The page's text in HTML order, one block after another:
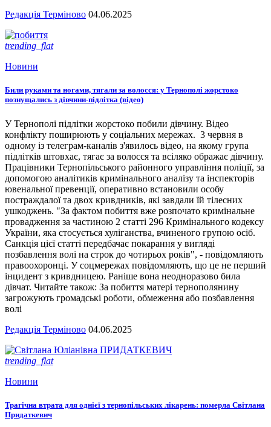
Редакція Терміново 04.06.2025
trending_flat
Новини
Били руками та ногами, тягали за волосся: у Тернополі жорстоко
познущались з дівчини-підлітка (відео)
У Тернополі підлітки жорстоко побили дівчину. Відео
конфлікту поширюють у соціальних мережах. 3 червня в
одному із телеграм-каналів з'явилось відео, на якому група
підлітків штовхає, тягає за волосся та всіляко ображає дівчину.
Працівники Тернопільського районного управління поліції, за
допомогою аналітиків кримінального аналізу та інспекторів
ювенальної превенції, оперативно встановили особу
постраждалої та двох кривдників, які завдали їй тілесних
ушкоджень. "За фактом побиття вже розпочато кримінальне
провадження за частиною 2 статті 296 Кримінального кодексу
України, яка стосується хуліганства, вчиненого групою осіб.
Санкція цієї статті передбачає покарання у вигляді
позбавлення волі на строк до чотирьох років", - повідомляють
правоохоронці. У соцмережах повідомляють, що це не перший
інцидент з кривдницею. Раніше вона неодноразово била
дівчат. Читайте також: За побиття матері тернополянину
загрожують громадські роботи, обмеження або позбавлення
волі
Редакція Терміново 04.06.2025
trending_flat
Новини
Трагічна втрата для однієї з тернопільських лікарень: померла Світлана
Придаткевич